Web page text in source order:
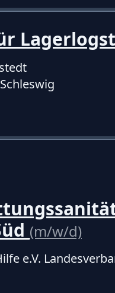
(m/w/d)
e.V.